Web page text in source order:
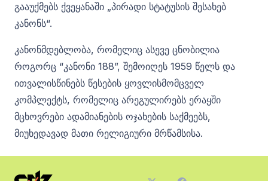
გააუქმებს ქვეყანაში „პირადი სტატუსის შესახებ
კანონს“.
კანონმდებლობა, რომელიც ასევე ცნობილია
როგორც “კანონი 188”, შემოიღეს 1959 წელს და
ითვალისწინებს წესების ყოვლისმომცველ
კომპლექტს, რომელიც არეგულირებს ერაყში
მცხოვრები ადამიანების ოჯახების საქმეებს,
მიუხედავად მათი რელიგიური მრწამსისა.